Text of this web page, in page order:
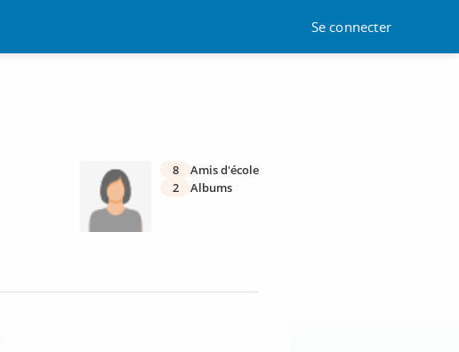
Se connecter
8
Amis d'école
2
Albums